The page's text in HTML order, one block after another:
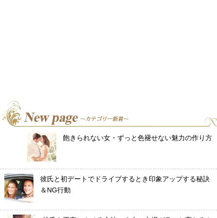
飽きられない女・ずっと色褪せない魅力の作り方
彼氏と初デートでドライブするとき印象アップする秘訣
＆NG行動